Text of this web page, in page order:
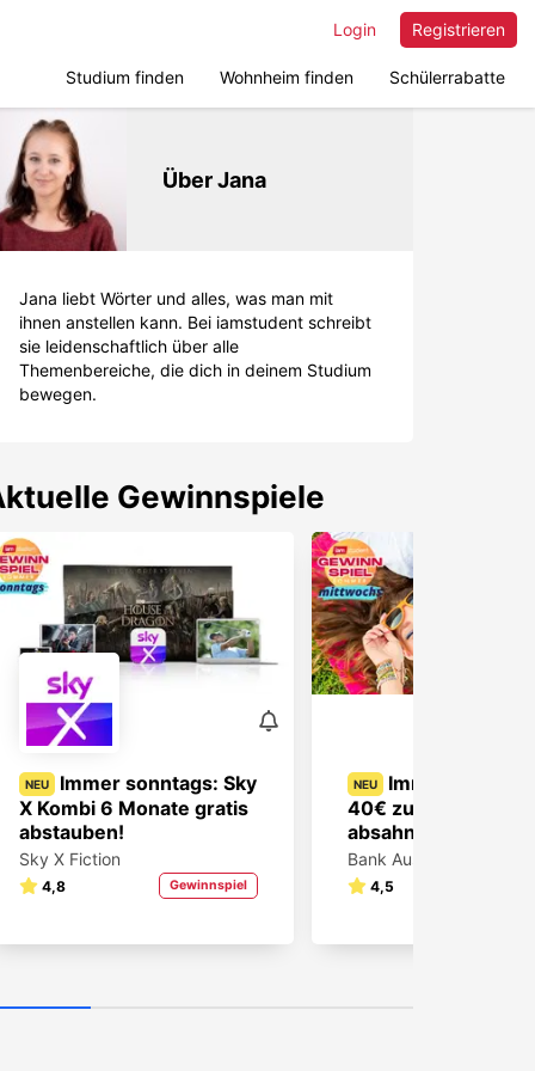
Registrieren
Login
Studium finden Wohnheim finden Schülerrabatte
Über Jana
Jana liebt Wörter und alles, was man mit
ihnen anstellen kann. Bei iamstudent schreibt
sie leidenschaftlich über alle
Themenbereiche, die dich in deinem Studium
bewegen.
Gewinnspiele
NEU
Immer sonntags: Sky
X Kombi 6 Monate gratis
abstauben!
Sky X Fiction
4,8 Gewinnspiel
NEU
Immer
40€ zum Shoppen
absahnen!
Bank Austria
4,5